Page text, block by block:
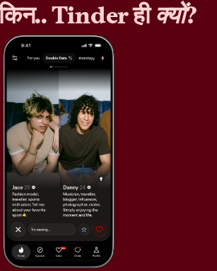
Tinder हीक्यों?